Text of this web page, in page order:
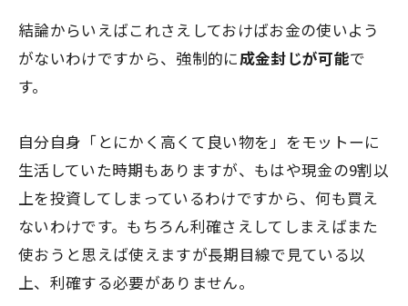
結論からいえばこれさえしておけばお金の使いよう
がないわけですから、強制的に成金封じが可能で
す。
自分自身「とにかく高くて良い物を」をモットーに
生活していた時期もありますが、もはや現金の9割以
上を投資してしまっているわけですから、何も買え
ないわけです。もちろん利確さえしてしまえばまた
使おうと思えば使えますが長期目線で見ている以
上、利確する必要がありません。